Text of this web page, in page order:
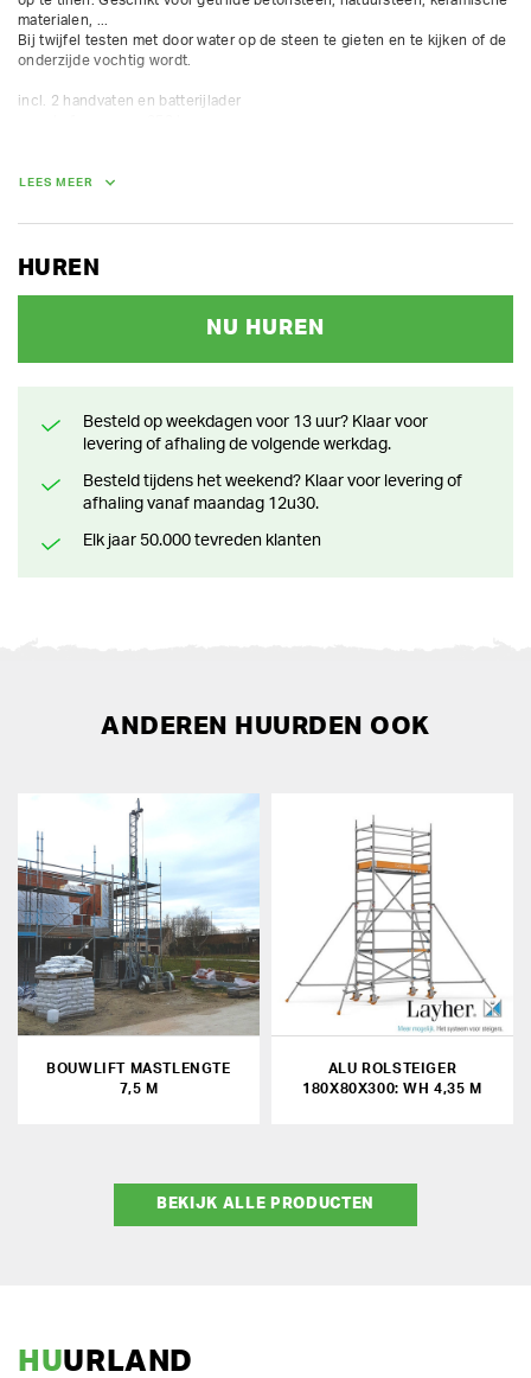
materialen, ...
Bij twijfel testen met door water op de steen te gieten en te kijken of de
onderzijde vochtig wordt.
incl. 2 handvaten en batterijlader
LEES MEER
HUREN
NU HUREN
Besteld op weekdagen voor 13 uur? Klaar voor
levering of afhaling de volgende werkdag.
Besteld tijdens het weekend? Klaar voor levering of
afhaling vanaf maandag 12u30.
Elk jaar 50.000 tevreden klanten
ANDEREN HUURDEN OOK
BOUWLIFT MASTLENGTE
7,5 M
ALU ROLSTEIGER
180X80X300: WH 4,35 M
BEKIJK ALLE PRODUCTEN
HUURLAND